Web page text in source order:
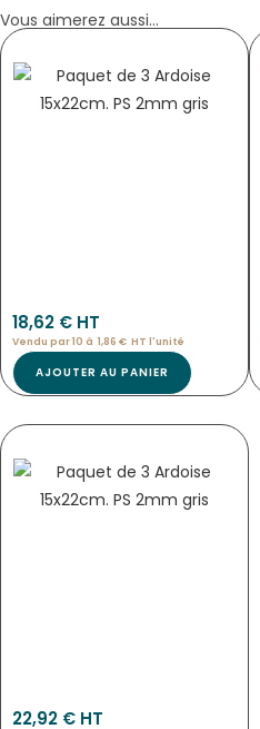
Vous aimerez aussi...
ÉTIQUETTE BOULANGERIE PLIÉ À CHAUD
18,62 € HT
Vendu par 10 à 1,86 € HT l'unité
AJOUTER AU PANIER
22,92 € HT